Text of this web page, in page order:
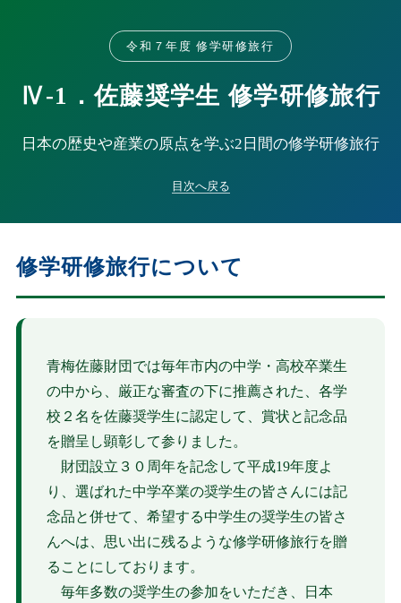
令和７年度 修学研修旅行
Ⅳ-1．佐藤奨学生 修学研修旅行
日本の歴史や産業の原点を学ぶ2日間の修学研修旅行
目次へ戻る
修学研修旅行について
青梅佐藤財団では毎年市内の中学・高校卒業生
の中から、厳正な審査の下に推薦された、各学
校２名を佐藤奨学生に認定して、賞状と記念品
を贈呈し顕彰して参りました。
財団設立３０周年を記念して平成19年度よ
り、選ばれた中学卒業の奨学生の皆さんには記
念品と併せて、希望する中学生の奨学生の皆さ
んへは、思い出に残るような修学研修旅行を贈
ることにしております。
毎年多数の奨学生の参加をいただき、日本